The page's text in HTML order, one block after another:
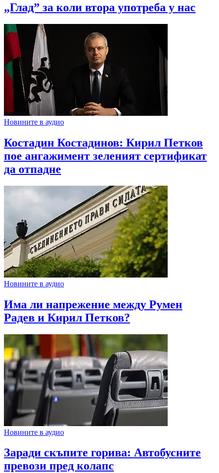
„Глад” за коли втора употреба у нас
Новините в аудио
Костадин Костадинов: Кирил Петков
пое ангажимент зеленият сертификат
да отпадне
Новините в аудио
Има ли напрежение между Румен
Радев и Кирил Петков?
Новините в аудио
Заради скъпите горива: Автобусните
превози пред колапс